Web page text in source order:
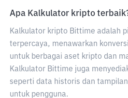
Apa Kalkulator kripto
Kalkulator kripto Bittime adalah
terpercaya, menawarkan
untuk berbagai aset kripto dan
Kalkulator Bittime juga
seperti data historis dan
untuk pengguna.